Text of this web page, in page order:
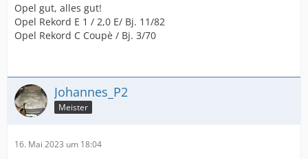
Opel gut, alles gut!
Opel Rekord E 1 / 2,0 E/ Bj. 11/82
Opel Rekord C Coupè / Bj. 3/70
Johannes_P2
Meister
16. Mai 2023 um 18:04